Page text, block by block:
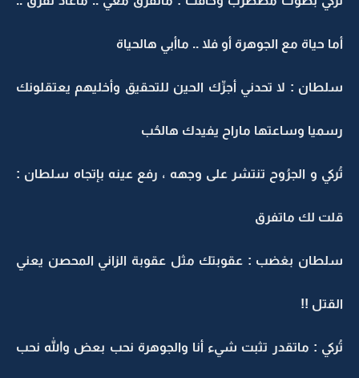
أما حياة مع الجوهرة أو فلا .. ماأبي هالحياة
سلطان : لا تحدني أجرِّك الحين للتحقيق وأخليهم يعتقلونك
رسميا وساعتها ماراح يفيدك هالحُب
تُركي و الجرُوح تنتشر على وجهه ، رفع عينه بإتجاه سلطان :
قلت لك ماتفرق
سلطان بغضب : عقوبتك مثل عقوبة الزاني المحصن يعني
القتل !!
تُركي : ماتقدر تثبت شيء أنا والجوهرة نحب بعض والله نحب